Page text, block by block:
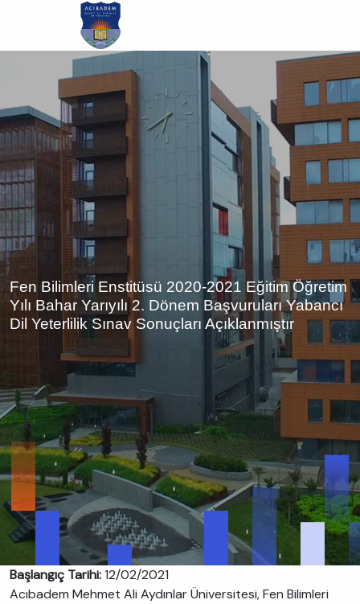
atla
Fen Bilimleri Enstitüsü 2020-2021 Eğitim Öğretim
Yılı Bahar Yarıyılı 2. Dönem Başvuruları Yabancı
Dil Yeterlilik Sınav Sonuçları Açıklanmıştır
Başlangıç Tarihi:12/02/2021
Acıbadem Mehmet Ali Aydınlar Üniversitesi, Fen Bilimleri